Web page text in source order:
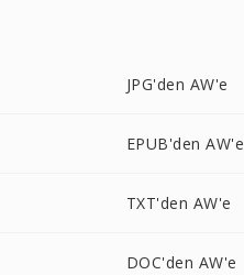
JPG'den AW'e
EPUB'den AW'e
TXT'den AW'e
DOC'den AW'e